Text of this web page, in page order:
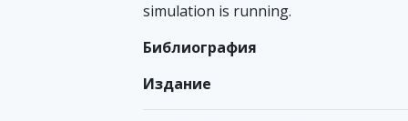
simulаtion is running.
Библиография
Издание